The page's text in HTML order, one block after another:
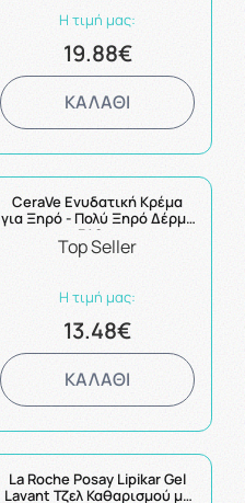
Η τιμή μας:
19.88€
ΚΑΛΑΘΙ
CeraVe Ενυδατική Κρέμα
για Ξηρό - Πολύ Ξηρό Δέρμα
340gr
Top Seller
Η τιμή μας:
13.48€
ΚΑΛΑΘΙ
La Roche Posay Lipikar Gel
Lavant Τζελ Καθαρισμού με